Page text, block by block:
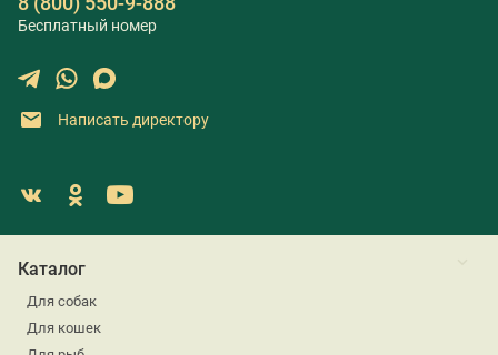
Бесплатный номер
Написать директору
Каталог
Для собак
Для кошек